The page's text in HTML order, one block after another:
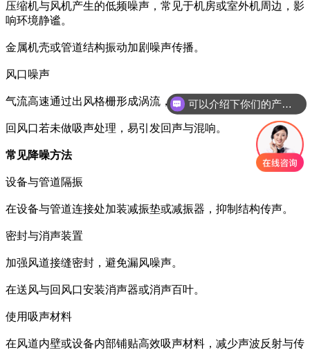
压缩机与风机产生的低频噪声，常见于机房或室外机周边，影
响环境静谧。
金属机壳或管道结构振动加剧噪声传播。
风口噪声
气流高速通过出风格栅形成涡流，产生呼呼或啸叫音。
回风口若未做吸声处理，易引发回声与混响。
常见降噪方法
设备与管道隔振
在设备与管道连接处加装减振垫或减振器，抑制结构传声。
密封与消声装置
加强风道接缝密封，避免漏风噪声。
在送风与回风口安装消声器或消声百叶。
使用吸声材料
在风道内壁或设备内部铺贴高效吸声材料，减少声波反射与传
可以介绍下你们的产品么